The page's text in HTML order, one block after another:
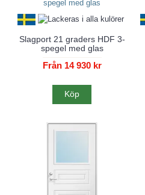
Slagport 21 graders HDF 3-
spegel med glas
Från 14 930 kr
Köp